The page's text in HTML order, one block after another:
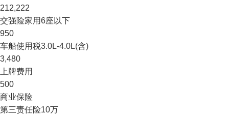
212,222
交强险家用6座以下
950
车船使用税3.0L-4.0L(含)
3,480
上牌费用
500
商业保险
第三责任险10万